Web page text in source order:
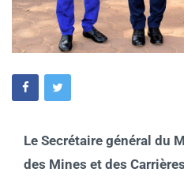
Le Secrétaire général du
des Mines et des